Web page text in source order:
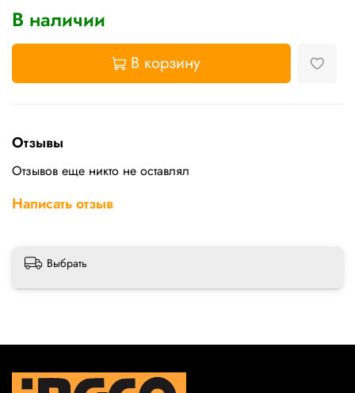
В наличии
В корзину
Отзывы
Отзывов еще никто не оставлял
Написать отзыв
Выбрать